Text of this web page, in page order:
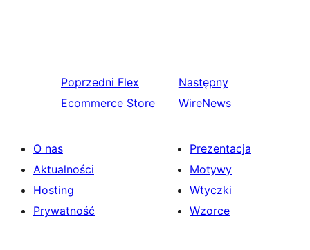
Poprzedni Flex
Ecommerce Store
Następny
WireNews
O nas
Aktualności
Hosting
Prywatność
Prezentacja
Motywy
Wtyczki
Wzorce